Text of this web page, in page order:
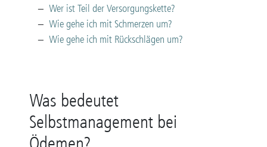
Wer ist Teil der Versorgungskette?
Wie gehe ich mit Schmerzen um?
Wie gehe ich mit Rückschlägen um?
Was bedeutet
Selbstmanagement bei
Ödemen?